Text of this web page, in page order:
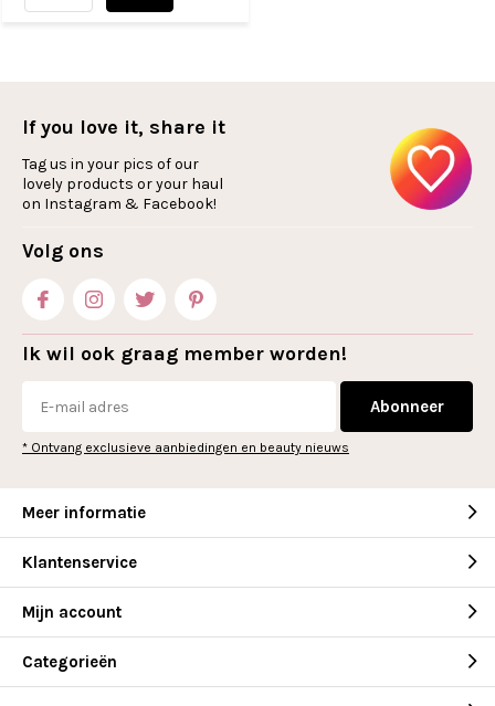
If you love it, share it
Tag us in your pics of our
lovely products or your haul
on Instagram & Facebook!
Volg ons
Ik wil ook graag member worden!
Abonneer
* Ontvang exclusieve aanbiedingen en beauty nieuws
Meer informatie
Klantenservice
Mijn account
Categorieën